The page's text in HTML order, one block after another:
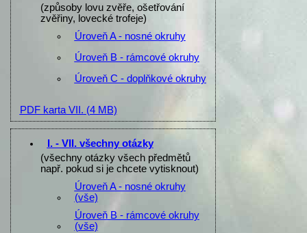
(způsoby lovu zvěře, ošetřování
zvěřiny, lovecké trofeje)
Úroveň A - nosné okruhy
Úroveň B - rámcové okruhy
Úroveň C - doplňkové okruhy
PDF karta VII. (4 MB)
I. - VII. všechny otázky
(všechny otázky všech předmětů
např. pokud si je chcete vytisknout)
Úroveň A - nosné okruhy
(vše)
Úroveň B - rámcové okruhy
(vše)